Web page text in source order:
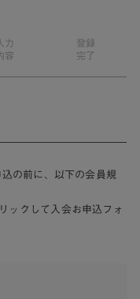
力
容
登録
完了
の前に、以下の会員規
ックして入会お申込フォ